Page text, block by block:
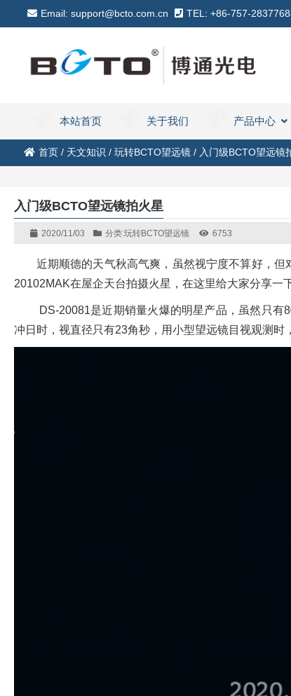
Email: support@bcto.com.cn TEL: +86-757-
本站首页 关于我们 产品中心
首页/ 天文知识 / 玩转BCTO望远镜/ 入门级BCTO望远镜
入门级BCTO望远镜拍火星
2020/11/03 分类:玩转BCTO望远镜 6753
近期顺德的天气秋高气爽，虽然视宁度不算好，
20102MAK在屋企天台拍摄火星，在这里给大家分享一下
DS-20081是近期销量火爆的明星产品，虽然只
冲日时，视直径只有23角秒，用小型望远镜目视观测时